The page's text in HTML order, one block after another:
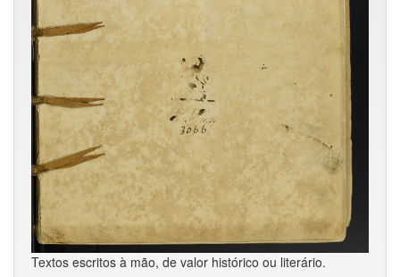
Textos escritos à mão, de valor histórico ou literário.